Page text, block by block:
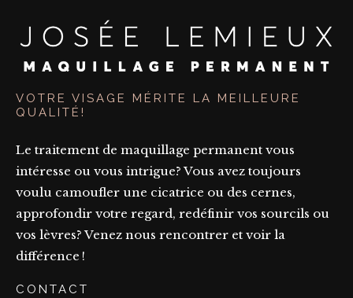
VOTRE VISAGE MÉRITE LA MEILLEURE
QUALITÉ!
Le traitement de maquillage permanent vous
intéresse ou vous intrigue? Vous avez toujours
voulu camoufler une cicatrice ou des cernes,
approfondir votre regard, redéfinir vos sourcils ou
vos lèvres? Venez nous rencontrer et voir la
différence !
CONTACT